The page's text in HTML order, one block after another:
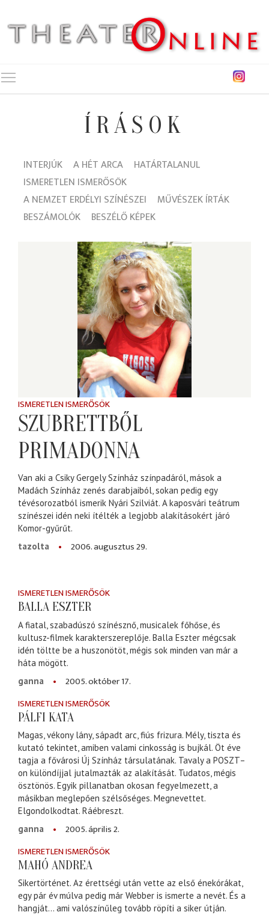
ÍRÁSOK
INTERJÚK A HÉT ARCA
HATÁRTALANUL
ISMERETLEN ISMERŐSÖK
A NEMZET ERDÉLYI SZÍNÉSZEI
MŰVÉSZEK ÍRTÁK
BESZÁMOLÓK
BESZÉLŐ KÉPEK
ISMERETLEN ISMERŐSÖK
SZUBRETTBŐL
PRIMADONNA
Van aki a Csiky Gergely Színház színpadáról, mások a
Madách Színház zenés darabjaiból, sokan pedig egy
tévésorozatból ismerik Nyári Szilviát. A kaposvári teátrum
színészei idén neki ítélték a legjobb alakításokért járó
Komor-gyűrűt.
tazolta
2006. augusztus 29.
ISMERETLEN ISMERŐSÖK
BALLA ESZTER
A fiatal, szabadúszó színésznő, musicalek főhőse, és
kultusz-filmek karakterszereplője. Balla Eszter mégcsak
idén töltte be a huszonötöt, mégis sok minden van már a
háta mögött.
ganna
2005. október 17.
ISMERETLEN ISMERŐSÖK
PÁLFI KATA
Magas, vékony lány, sápadt arc, fiús frizura. Mély, tiszta és
kutató tekintet, amiben valami cinkosság is bujkál. Öt éve
tagja a fővárosi Új Színház társulatának. Tavaly a POSZT–
on különdíjjal jutalmazták az alakítását. Tudatos, mégis
ösztönös. Egyik pillanatban okosan fegyelmezett, a
másikban meglepően szélsőséges. Megnevettet.
Elgondolkodtat. Ráébreszt.
ganna
2005. április 2.
ISMERETLEN ISMERŐSÖK
MAHÓ ANDREA
Sikertörténet. Az érettségi után vette az első énekórákat,
egy pár év múlva pedig már Webber is ismerte a nevét. És a
hangját... ami valószínűleg tovább röpíti a siker útján.